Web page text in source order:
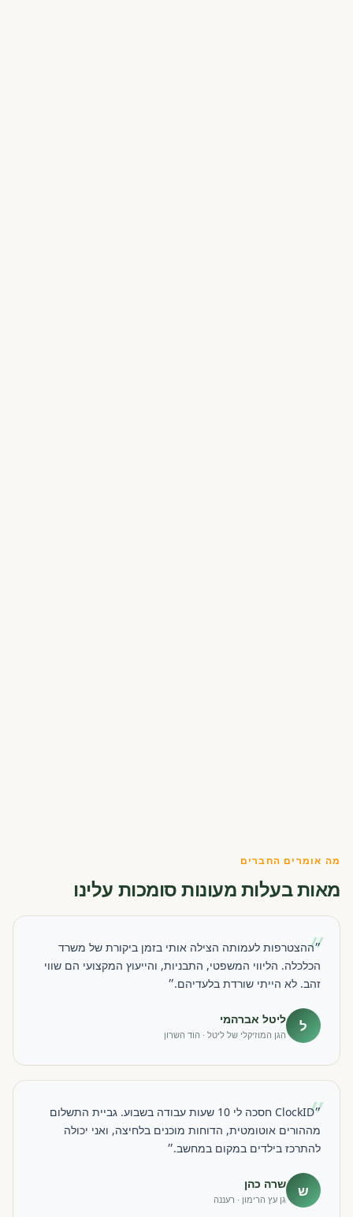
מה אומרים החברים
מאות בעלות מעונות סומכות עלינו
״
״ההצטרפות לעמותה הצילה אותי בזמן ביקורת של משרד
הכלכלה. הליווי המשפטי, התבניות, והייעוץ המקצועי הם שווי
זהב. לא הייתי שורדת בלעדיהם.״
ל ליטל אברהמי
הגן המוזיקלי של ליטל · הוד השרון
״
״ClockID חסכה לי 10 שעות עבודה בשבוע. גביית התשלום
מההורים אוטומטית, הדוחות מוכנים בלחיצה, ואני יכולה
להתרכז בילדים במקום במחשב.״
ש שרה כהן
גן עץ הרימון · רעננה